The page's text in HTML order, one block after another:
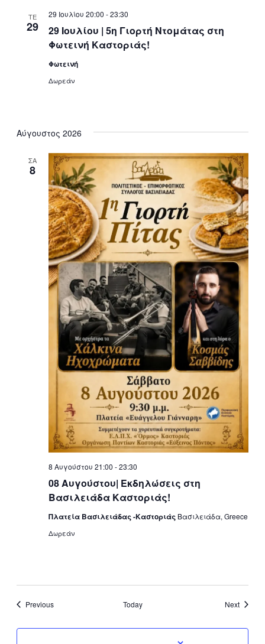
ΤΕ
29
29 Ιουλίου | 5η Γιορτή Ντομάτας στη
Φωτεινή Καστοριάς!
29 Ιουλίου 20:00 -23:30
Φωτεινή
Δωρεάν
Αύγουστος 2026
ΣΑ
8
08 Αυγούστου| Εκδηλώσεις στη
Βασιλειάδα Καστοριάς!
8 Αυγούστου 21:00 -23:30
Πλατεία Βασιλειάδας -Καστοριάς Βασιλειάδα, Greece
Δωρεάν
PreviousEvents Today NextEvents